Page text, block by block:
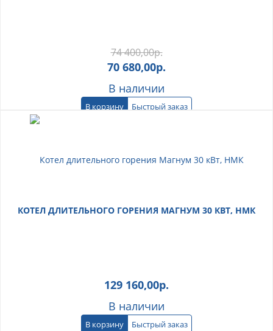
74 400,00р.
70 680,00р.
В наличии
В корзину Быстрый заказ
КОТЕЛ ДЛИТЕЛЬНОГО ГОРЕНИЯ МАГНУМ 30 КВТ, НМК
129 160,00р.
В наличии
В корзину Быстрый заказ